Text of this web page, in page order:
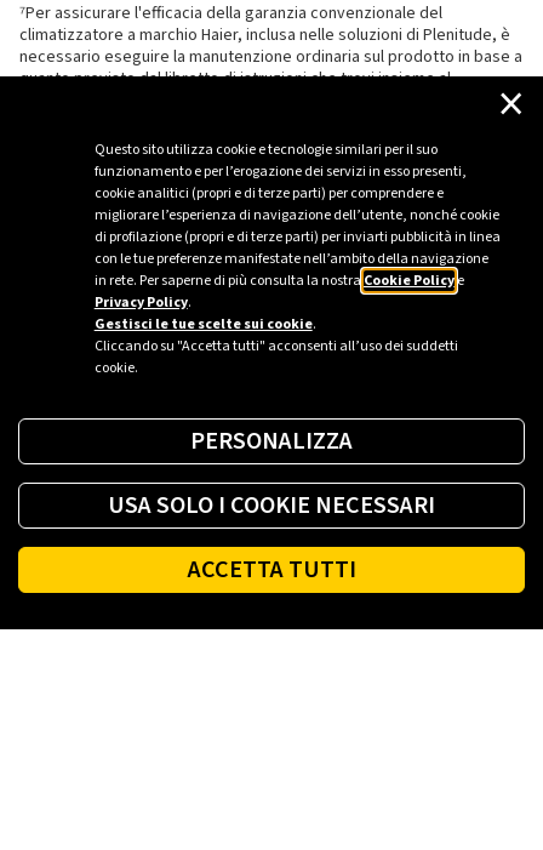
Questo sito utilizza cookie e tecnologie similari per il suo
funzionamento e per l’erogazione dei servizi in esso presenti,
cookie analitici (propri e di terze parti) per comprendere e
migliorare l’esperienza di navigazione dell’utente, nonché cookie
di profilazione (propri e di terze parti) per inviarti pubblicità in linea
con le tue preferenze manifestate nell’ambito della navigazione
in rete. Per saperne di più consulta la nostra Cookie Policye
Privacy Policy.
Gestisci le tue scelte sui cookie.
Cliccando su "Accetta tutti" acconsenti all’uso dei suddetti
cookie.
×
PERSONALIZZA
USA SOLO I COOKIE NECESSARI
ACCETTA TUTTI
⁷Per assicurare l'efficacia della garanzia convenzionale del
climatizzatore a marchio Haier, inclusa nelle soluzioni di Plenitude, è
necessario eseguire la manutenzione ordinaria sul prodotto in base a
quanto previsto dal libretto di istruzioni che trovi insieme al